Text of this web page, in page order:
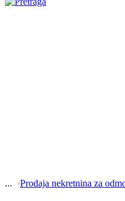
›Prodaja nekretnina za